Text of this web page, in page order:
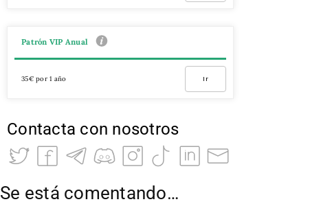
Patrón VIP Anual
35€ por 1 año Ir
Contacta con nosotros
Se está comentando…